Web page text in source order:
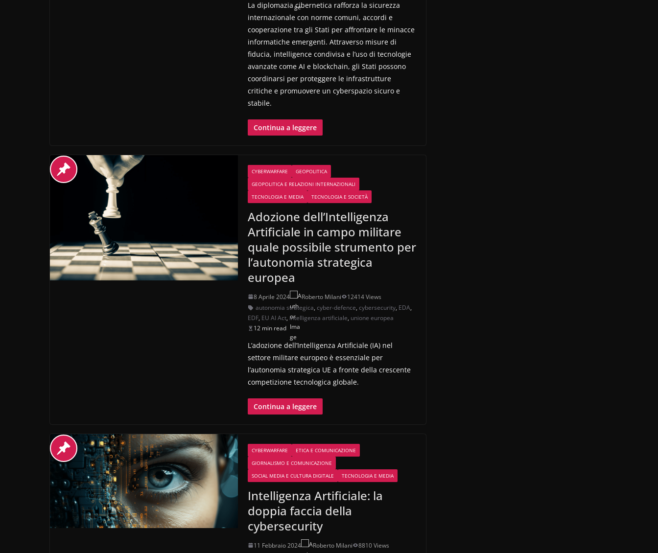
La diplomazia cibernetica rafforza la sicurezza
internazionale con norme comuni, accordi e
cooperazione tra gli Stati per affrontare le minacce
informatiche emergenti. Attraverso misure di
fiducia, intelligence condivisa e l’uso di tecnologie
avanzate come AI e blockchain, gli Stati possono
coordinarsi per proteggere le infrastrutture
critiche e promuovere un cyberspazio sicuro e
stabile.
Continua a leggere
CYBERWARFARE
GEOPOLITICA
GEOPOLITICA E RELAZIONI INTERNAZIONALI
TECNOLOGIA E MEDIA
TECNOLOGIA E SOCIETÀ
Adozione dell’Intelligenza
Artificiale in campo militare
quale possibile strumento per
l’autonomia strategica
europea
8 Aprile 2024 Roberto Milani
12414 Views
autonomia strategica, cyber-defence, cybersecurity, EDA,
EDF, EU AI Act, intelligenza artificiale, unione europea
12 min read
L’adozione dell’Intelligenza Artificiale (IA) nel
settore militare europeo è essenziale per
l’autonomia strategica UE a fronte della crescente
competizione tecnologica globale.
Continua a leggere
CYBERWARFARE
ETICA E COMUNICAZIONE
GIORNALISMO E COMUNICAZIONE
SOCIAL MEDIA E CULTURA DIGITALE
TECNOLOGIA E MEDIA
Intelligenza Artificiale: la
doppia faccia della
cybersecurity
11 Febbraio 2024 Roberto Milani
8810 Views